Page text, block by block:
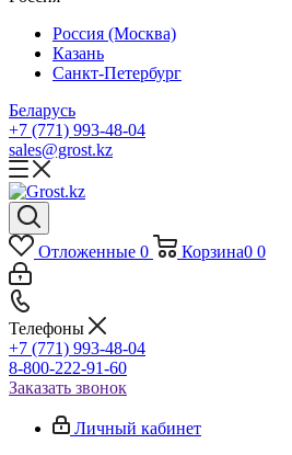
Россия (Москва)
Казань
Санкт-Петербург
Беларусь
+7 (771) 993-48-04
sales@grost.kz
Отложенные 0 Корзина0 0
Телефоны
+7 (771) 993-48-04
8-800-222-91-60
Заказать звонок
Личный кабинет